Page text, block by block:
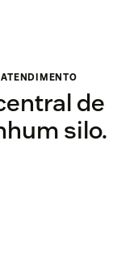
de
silo.